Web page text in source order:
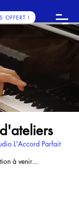
OFFERT !
L'Accord Parfait
à venir...